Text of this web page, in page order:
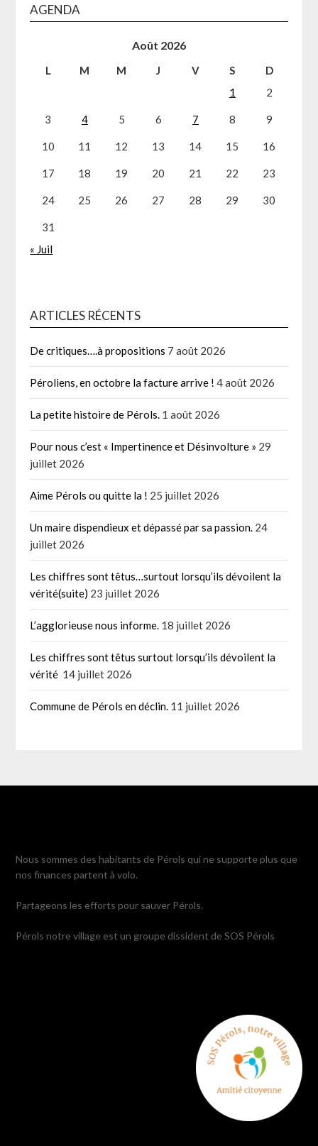
AGENDA
Août 2026
L M M J V S
D
1
2
3 4 5 6 7 8 9
10 11 12 13 14 15 16
17 18 19 20 21 22 23
24 25 26 27 28 29 30
31
« Juil
ARTICLES RÉCENTS
De critiques….à propositions 7 août 2026
Péroliens, en octobre la facture arrive ! 4 août 2026
La petite histoire de Pérols. 1 août 2026
Pour nous c’est « Impertinence et Désinvolture » 29
juillet 2026
Aime Pérols ou quitte la ! 25 juillet 2026
Un maire dispendieux et dépassé par sa passion. 24
juillet 2026
Les chiffres sont têtus…surtout lorsqu’ils dévoilent la
vérité(suite) 23 juillet 2026
L’agglorieuse nous informe. 18 juillet 2026
Les chiffres sont têtus surtout lorsqu’ils dévoilent la
vérité 14 juillet 2026
Commune de Pérols en déclin. 11 juillet 2026
Nous sommes des habitants de Pérols qui ne supporte plus que
nos finances partent à volo.
Partageons les efforts pour sauver Pérols.
Pérols notre village est un groupe dissident de SOS Pérols